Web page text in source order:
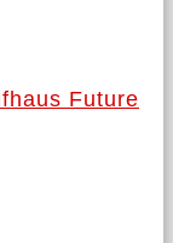
Future